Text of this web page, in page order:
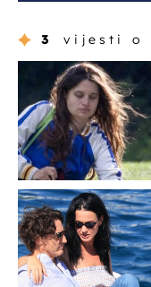
3 vijesti o